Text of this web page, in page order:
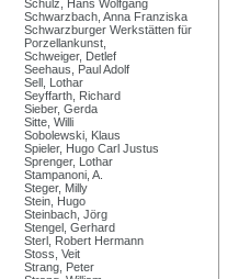
Schulz, Hans Wolfgang
Schwarzbach, Anna Franziska
Schwarzburger Werkstätten für
Porzellankunst,
Schweiger, Detlef
Seehaus, Paul Adolf
Sell, Lothar
Seyffarth, Richard
Sieber, Gerda
Sitte, Willi
Sobolewski, Klaus
Spieler, Hugo Carl Justus
Sprenger, Lothar
Stampanoni, A.
Steger, Milly
Stein, Hugo
Steinbach, Jörg
Stengel, Gerhard
Sterl, Robert Hermann
Stoss, Veit
Strang, Peter